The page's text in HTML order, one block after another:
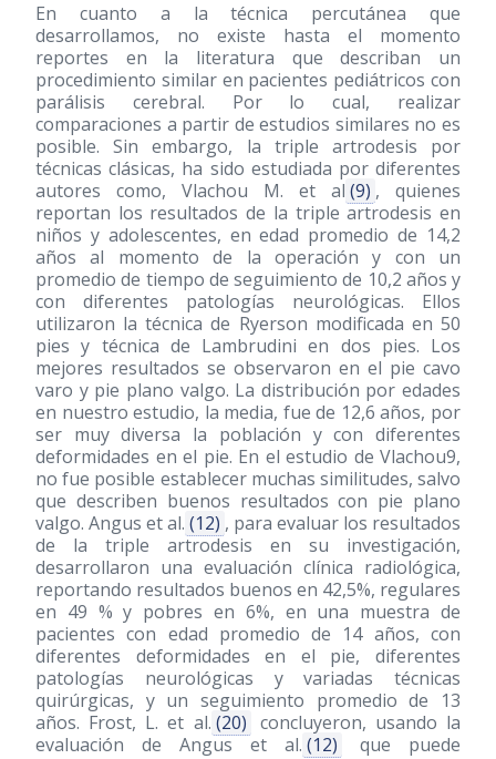
En cuanto a la técnica percutánea que
desarrollamos, no existe hasta el momento
reportes en la literatura que describan un
procedimiento similar en pacientes pediátricos con
parálisis cerebral. Por lo cual, realizar
comparaciones a partir de estudios similares no es
posible. Sin embargo, la triple artrodesis por
técnicas clásicas, ha sido estudiada por diferentes
autores como, Vlachou M. et al (9) , quienes
reportan los resultados de la triple artrodesis en
niños y adolescentes, en edad promedio de 14,2
años al momento de la operación y con un
promedio de tiempo de seguimiento de 10,2 años y
con diferentes patologías neurológicas. Ellos
utilizaron la técnica de Ryerson modificada en 50
pies y técnica de Lambrudini en dos pies. Los
mejores resultados se observaron en el pie cavo
varo y pie plano valgo. La distribución por edades
en nuestro estudio, la media, fue de 12,6 años, por
ser muy diversa la población y con diferentes
deformidades en el pie. En el estudio de Vlachou9,
no fue posible establecer muchas similitudes, salvo
que describen buenos resultados con pie plano
valgo. Angus et al. (12) , para evaluar los resultados
de la triple artrodesis en su investigación,
desarrollaron una evaluación clínica radiológica,
reportando resultados buenos en 42,5%, regulares
en 49 % y pobres en 6%, en una muestra de
pacientes con edad promedio de 14 años, con
diferentes deformidades en el pie, diferentes
patologías neurológicas y variadas técnicas
quirúrgicas, y un seguimiento promedio de 13
años. Frost, L. et al. (20) concluyeron, usando la
evaluación de Angus et al. (12)
que puede